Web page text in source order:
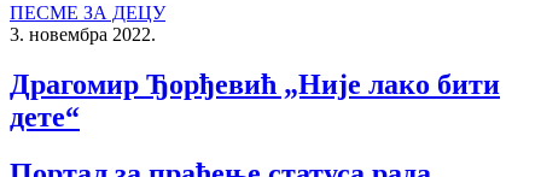
ПЕСМЕ ЗА ДЕЦУ
3. новембра 2022.
Драгомир Ђорђевић „Није лако бити
дете“